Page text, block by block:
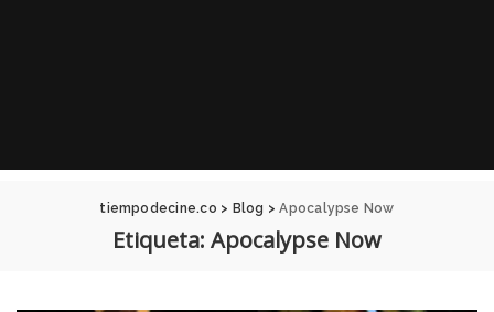
tiempodecine.co > Blog >Apocalypse Now
Etiqueta: Apocalypse Now